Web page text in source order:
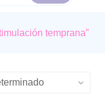
temprana”